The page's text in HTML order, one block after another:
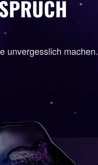
unvergesslich machen.